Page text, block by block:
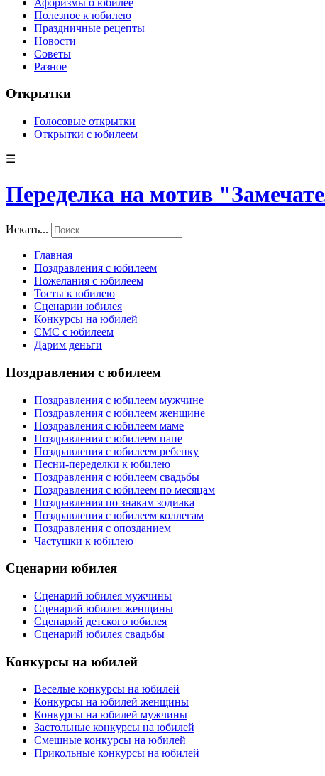
Полезное к юбилею
Праздничные рецепты
Новости
Советы
Разное
Открытки
Голосовые открытки
Открытки с юбилеем
☰
Переделка на мотив
Искать...
Главная
Поздравления с юбилеем
Пожелания с юбилеем
Тосты к юбилею
Сценарии юбилея
Конкурсы на юбилей
СМС с юбилеем
Дарим деньги
Поздравления с юбилеем
Поздравления с юбилеем мужчине
Поздравления с юбилеем женщине
Поздравления с юбилеем маме
Поздравления с юбилеем папе
Поздравления с юбилеем ребенку
Песни-переделки к юбилею
Поздравления с юбилеем свадьбы
Поздравления с юбилеем по месяцам
Поздравления по знакам зодиака
Поздравления с юбилеем коллегам
Поздравления с опозданием
Частушки к юбилею
Сценарии юбилея
Сценарий юбилея мужчины
Сценарий юбилея женщины
Сценарий детского юбилея
Сценарий юбилея свадьбы
Конкурсы на юбилей
Веселые конкурсы на юбилей
Конкурсы на юбилей женщины
Конкурсы на юбилей мужчины
Застольные конкурсы на юбилей
Смешные конкурсы на юбилей
Прикольные конкурсы на юбилей